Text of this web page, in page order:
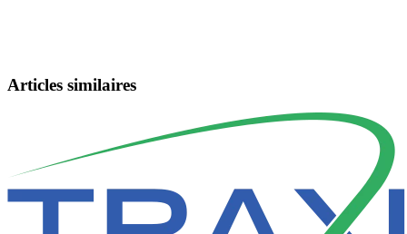
Articles similaires